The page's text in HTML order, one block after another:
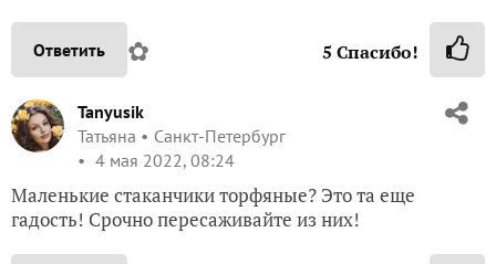
Ответить ✿ 5 Спасибо!
Tanyusik
Татьяна
Санкт-Петербург
4 мая 2022, 08:24
Маленькие стаканчики торфяные? Это та еще
гадость! Срочно пересаживайте из них!